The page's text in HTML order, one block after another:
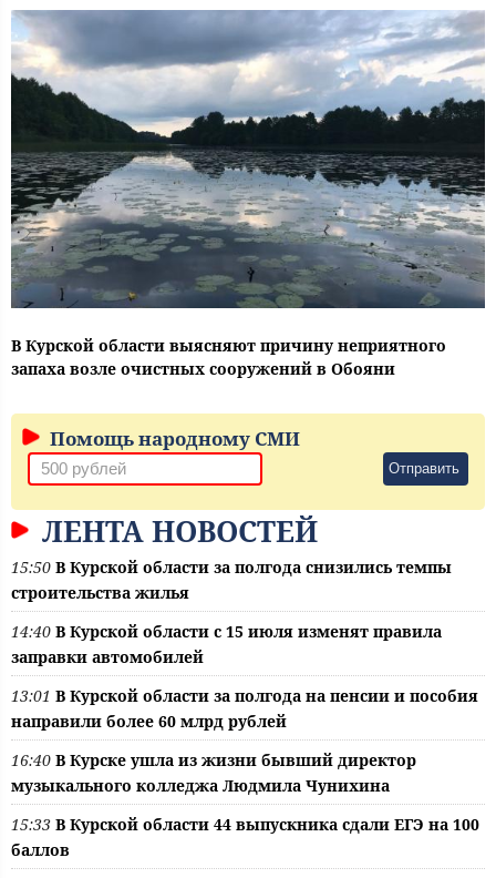
В Курской области выясняют причину неприятного
запаха возле очистных сооружений в Обояни
Помощь народному СМИ
Отправить
ЛЕНТА НОВОСТЕЙ
15:50 В Курской области за полгода снизились темпы
строительства жилья
14:40 В Курской области с 15 июля изменят правила
заправки автомобилей
13:01 В Курской области за полгода на пенсии и пособия
направили более 60 млрд рублей
16:40 В Курске ушла из жизни бывший директор
музыкального колледжа Людмила Чунихина
15:33 В Курской области 44 выпускника сдали ЕГЭ на 100
баллов